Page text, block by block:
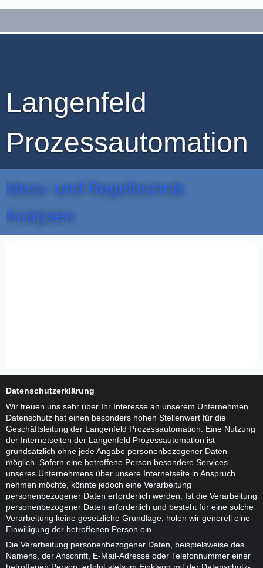
Langenfeld
Prozessautomation
Mess- und Regeltechnik
Analysen
Datenschutzerklärung
Wir freuen uns sehr über Ihr Interesse an unserem Unternehmen.
Datenschutz hat einen besonders hohen Stellenwert für die
Geschäftsleitung der Langenfeld Prozessautomation. Eine Nutzung
der Internetseiten der Langenfeld Prozessautomation ist
grundsätzlich ohne jede Angabe personenbezogener Daten
möglich. Sofern eine betroffene Person besondere Services
unseres Unternehmens über unsere Internetseite in Anspruch
nehmen möchte, könnte jedoch eine Verarbeitung
personenbezogener Daten erforderlich werden. Ist die Verarbeitung
personenbezogener Daten erforderlich und besteht für eine solche
Verarbeitung keine gesetzliche Grundlage, holen wir generell eine
Einwilligung der betroffenen Person ein.
Die Verarbeitung personenbezogener Daten, beispielsweise des
Namens, der Anschrift, E-Mail-Adresse oder Telefonnummer einer